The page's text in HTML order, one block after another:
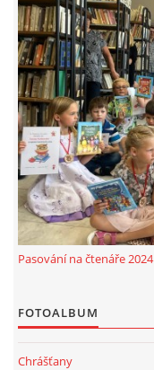
Pasování na čtenáře 2024
FOTOALBUM
Chrášťany